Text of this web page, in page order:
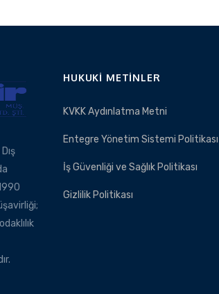
HUKUKI METINLER
KVKK Aydınlatma Metni
Entegre Yönetim Sistemi Politikası
İş Güvenliği ve Sağlık Politikası
Gizlilik Politikası